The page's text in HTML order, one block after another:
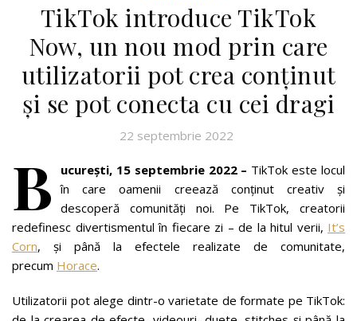
TikTok introduce TikTok
Now, un nou mod prin care
utilizatorii pot crea conținut
și se pot conecta cu cei dragi
22 septembrie 2022
B ucurești, 15 septembrie 2022 – TikTok este locul
în care oamenii creează conținut creativ și
descoperă comunități noi. Pe TikTok, creatorii
redefinesc divertismentul în fiecare zi – de la hitul verii, It’s
Corn, și până la efectele realizate de comunitate,
precum Horace.
Utilizatorii pot alege dintr-o varietate de formate pe TikTok: